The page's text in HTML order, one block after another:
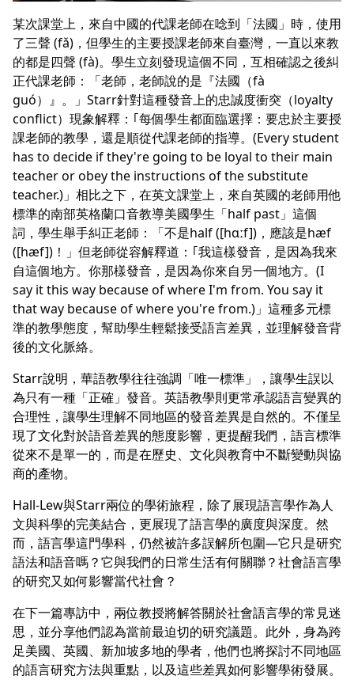
某次課堂上，來自中國的代課老師在唸到「法國」時，使用
了三聲 (fǎ)，但學生的主要授課老師來自臺灣，一直以來教
的都是四聲 (fà)。學生立刻發現這個不同，互相確認之後糾
正代課老師：「老師，老師說的是『法國（fà
guó）』。」Starr針對這種發音上的忠誠度衝突（loyalty
conflict）現象解釋：｢每個學生都面臨選擇：要忠於主要授
課老師的教學，還是順從代課老師的指導。(Every student
has to decide if they're going to be loyal to their main
teacher or obey the instructions of the substitute
teacher.)」相比之下，在英文課堂上，來自英國的老師用他
標準的南部英格蘭口音教導美國學生「half past」這個
詞，學生舉手糾正老師：「不是half ([hɑːf])，應該是hæf
([hæf])！」但老師從容解釋道：｢我這樣發音，是因為我來
自這個地方。你那樣發音，是因為你來自另一個地方。(I
say it this way because of where I'm from. You say it
that way because of where you're from.)」這種多元標
準的教學態度，幫助學生輕鬆接受語言差異，並理解發音背
後的文化脈絡。
Starr說明，華語教學往往強調「唯一標準」，讓學生誤以
為只有一種「正確」發音。英語教學則更常承認語言變異的
合理性，讓學生理解不同地區的發音差異是自然的。不僅呈
現了文化對於語音差異的態度影響，更提醒我們，語言標準
從來不是單一的，而是在歷史、文化與教育中不斷變動與協
商的產物。
Hall-Lew與Starr兩位的學術旅程，除了展現語言學作為人
文與科學的完美結合，更展現了語言學的廣度與深度。然
而，語言學這門學科，仍然被許多誤解所包圍—它只是研究
語法和語音嗎？它與我們的日常生活有何關聯？社會語言學
的研究又如何影響當代社會？
在下一篇專訪中，兩位教授將解答關於社會語言學的常見迷
思，並分享他們認為當前最迫切的研究議題。此外，身為跨
足美國、英國、新加坡多地的學者，他們也將探討不同地區
的語言研究方法與重點，以及這些差異如何影響學術發展。